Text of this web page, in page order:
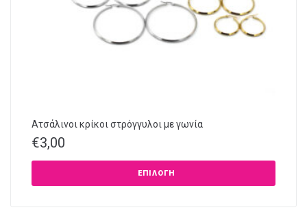
Ατσάλινοι κρίκοι στρόγγυλοι με γωνία
€3,00
ΕΠΙΛΟΓΉ